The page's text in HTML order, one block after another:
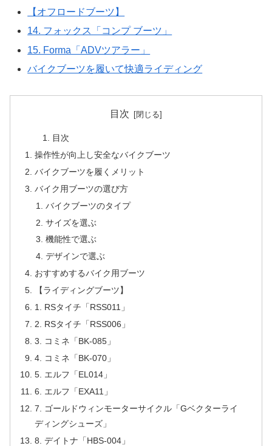
【オフロードブーツ】
14. フォックス「コンプ ブーツ」
15. Forma「ADVツアラー」
バイクブーツを履いて快適ライディング
目次
目次
操作性が向上し安全なバイクブーツ
バイクブーツを履くメリット
バイク用ブーツの選び方
バイクブーツのタイプ
サイズを選ぶ
機能性で選ぶ
デザインで選ぶ
おすすめするバイク用ブーツ
【ライディングブーツ】
1. RSタイチ「RSS011」
2. RSタイチ「RSS006」
3. コミネ「BK-085」
4. コミネ「BK-070」
5. エルフ「EL014」
6. エルフ「EXA11」
7. ゴールドウィンモーターサイクル「Gベクターライ
ディングシューズ」
8. デイトナ「HBS-004」